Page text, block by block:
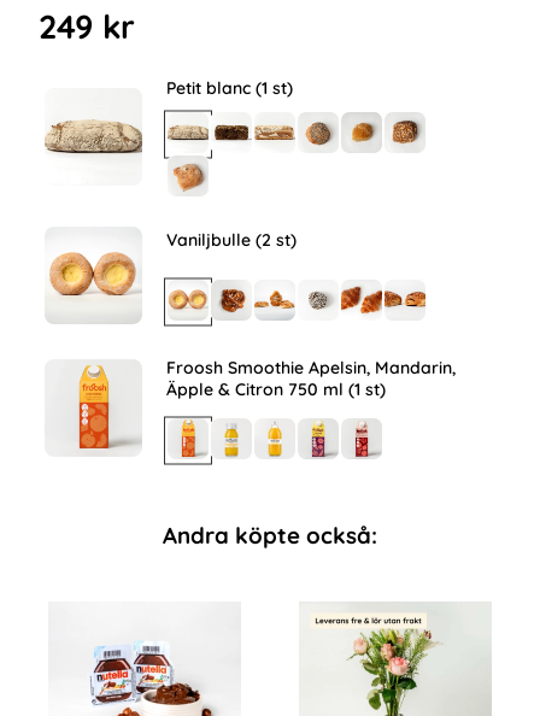
249 kr
Petit blanc (1 st)
Vaniljbulle (2 st)
Froosh Smoothie Apelsin, Mandarin,
Äpple & Citron 750 ml (1 st)
Andra köpte också: